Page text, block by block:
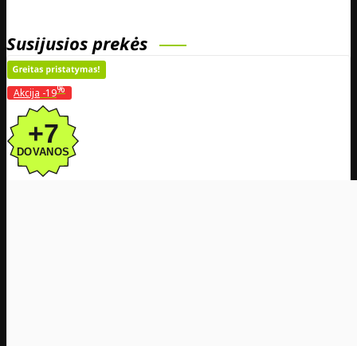
Susijusios prekės
Akcija -19%